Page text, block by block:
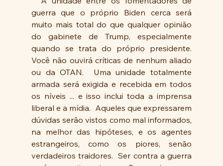
guerra que o próprio Biden cerca será
muito mais total do que qualquer opinião
do gabinete de Trump, especialmente
quando se trata do próprio presidente.
Você não ouvirá críticas de nenhum aliado
ou da OTAN.  Uma unidade totalmente
armada será exigida e recebida em todos
os níveis ... e isso inclui toda a imprensa
liberal e a mídia.  Aqueles que expressarem
dúvidas serão vistos como mal informados,
na melhor das hipóteses, e os agentes
estrangeiros, como os piores, senão
verdadeiros traidores.  Ser contra a guerra